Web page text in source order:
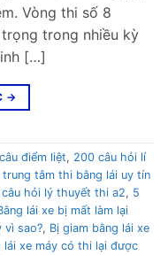
Vòng thi số 8
trong nhiều kỳ
[…]
→
điểm liệt, 200 câu hỏi lí
trung tâm thi bằng lái uy tín
hỏi lý thuyết thi a2, 5
lái xe bị mất làm lại
vì sao?, Bị giam bằng lái xe
lái xe máy có thi lại được